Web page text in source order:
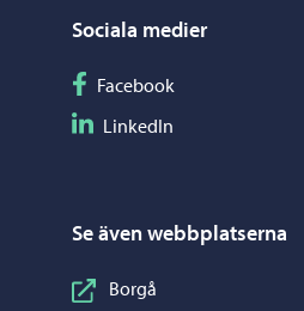
Sociala medier
Följ på Facebook
Facebook
Följ på LinkedIn
LinkedIn
Se även webbplatserna
Borgå